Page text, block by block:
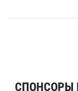
СПОНСОРЫ